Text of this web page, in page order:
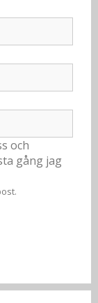
och
gång jag